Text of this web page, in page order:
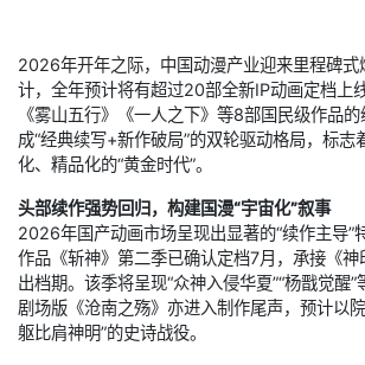
2026年开年之际，中国动漫产业迎来里程碑式
计，全年预计将有超过20部全新IP动画定档上
《雾山五行》《一人之下》等8部国民级作品
成“经典续写+新作破局”的双轮驱动格局，标志
化、精品化的“黄金时代”。
头部续作强势回归，构建国漫“宇宙化”叙事
2026年国产动画市场呈现出显著的“续作主导”
作品《斩神》第二季已确认定档7月，承接《
出档期。该季将呈现“众神入侵华夏”“杨戬觉醒
剧场版《沧南之殇》亦进入制作尾声，预计以
躯比肩神明”的史诗战役。